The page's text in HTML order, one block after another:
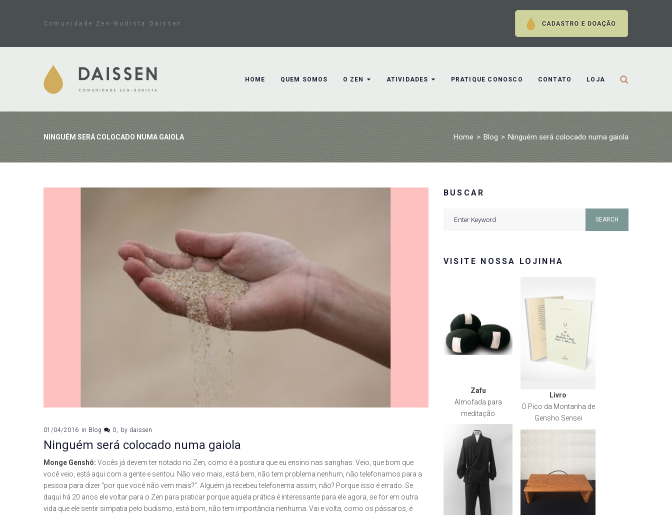
Comunidade Zen-Budista Daissen
HOME QUEM SOMOS O ZEN ATIVIDADES PRATIQUE CONOSCO CONTATO LOJA
NINGUÉM SERÁ COLOCADO NUMA GAIOLA Home > Blog > Ninguém será colocado numa gaiola
01/04/2016 in Blog 0 by daissen
Ninguém será colocado numa gaiola
Monge Genshô: Vocês já devem ter notado no Zen, como é a postura que eu ensino nas sanghas: Veio, que bom que
você veio, está aqui com a gente e sentou. Não veio mais, está bem, não tem problema nenhum, não telefonamos para a
pessoa para dizer “por que você não vem mais?”. Alguém já recebeu telefonema assim, não? Porque isso é errado. Se
daqui há 20 anos ele voltar para o Zen para praticar porque aquela prática é interessante para ele agora, se for em outra
vida que ele sentir simpatia pelo budismo, está bom, não tem importância nenhuma. Vai e volta, como os pássaros, é
BUSCAR
SEARCH
VISITE NOSSA LOJINHA
Zafu
Almofada para
meditação
Livro
O Pico da Montanha de
Gensho Sensei